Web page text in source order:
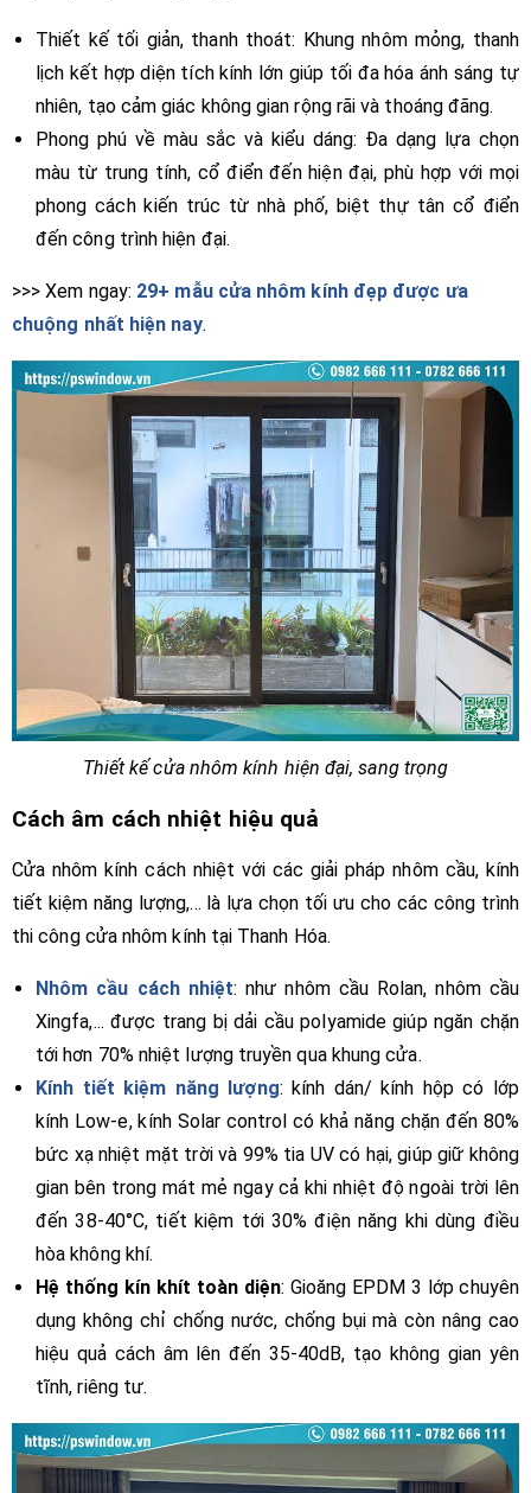
Thiết kế tối giản, thanh thoát: Khung nhôm mỏng, thanh
lịch kết hợp diện tích kính lớn giúp tối đa hóa ánh sáng tự
nhiên, tạo cảm giác không gian rộng rãi và thoáng đãng.
Phong phú về màu sắc và kiểu dáng: Đa dạng lựa chọn
màu từ trung tính, cổ điển đến hiện đại, phù hợp với mọi
phong cách kiến trúc từ nhà phố, biệt thự tân cổ điển
đến công trình hiện đại.
>>> Xem ngay: 29+ mẫu cửa nhôm kính đẹp được ưa
chuộng nhất hiện nay.
Thiết kế cửa nhôm kính hiện đại, sang trọng
Cách âm cách nhiệt hiệu quả
Cửa nhôm kính cách nhiệt với các giải pháp nhôm cầu, kính
tiết kiệm năng lượng,... là lựa chọn tối ưu cho các công trình
thi công cửa nhôm kính tại Thanh Hóa.
Nhôm cầu cách nhiệt: như nhôm cầu Rolan, nhôm cầu
Xingfa,... được trang bị dải cầu polyamide giúp ngăn chặn
tới hơn 70% nhiệt lượng truyền qua khung cửa.
Kính tiết kiệm năng lượng: kính dán/ kính hộp có lớp
kính Low-e, kính Solar control có khả năng chặn đến 80%
bức xạ nhiệt mặt trời và 99% tia UV có hại, giúp giữ không
gian bên trong mát mẻ ngay cả khi nhiệt độ ngoài trời lên
đến 38-40°C, tiết kiệm tới 30% điện năng khi dùng điều
hòa không khí.
Hệ thống kín khít toàn diện: Gioăng EPDM 3 lớp chuyên
dụng không chỉ chống nước, chống bụi mà còn nâng cao
hiệu quả cách âm lên đến 35-40dB, tạo không gian yên
tĩnh, riêng tư.